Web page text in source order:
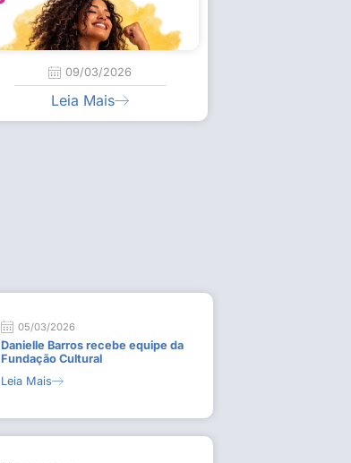
em visita guiada à exposição “Em
09/03/2026
Leia Mais
05/03/2026
Danielle Barros recebe equipe da
Fundação Cultural
Leia Mais